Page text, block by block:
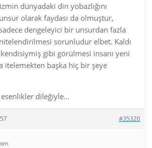
dünyadaki din yobazlığını
olarak faydası da olmuştur,
dengeleyici bir unsurdan fazla
sorunludur elbet. Kaldı
gibi görülmesi insanı yeni
itelemekten başka hiç bir şeye
esenlikler dileğiyle…
#35320